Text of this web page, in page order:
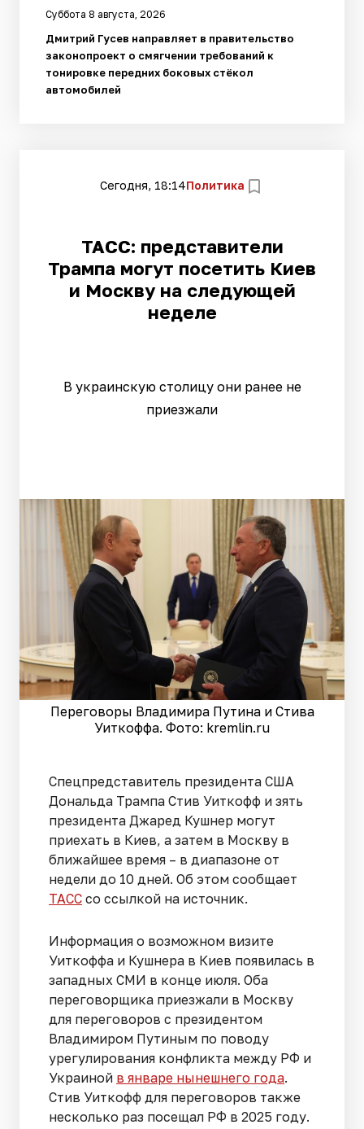
Суббота 8 августа, 2026
Дмитрий Гусев направляет в правительство
законопроект о смягчении требований к
тонировке передних боковых стёкол
автомобилей
Сегодня, 18:14Политика
ТАСС: представители
Трампа могут посетить Киев
и Москву на следующей
неделе
В украинскую столицу они ранее не
приезжали
Переговоры Владимира Путина и Стива
Уиткоффа. Фото: kremlin.ru
Спецпредставитель президента США
Дональда Трампа Стив Уиткофф и зять
президента Джаред Кушнер могут
приехать в Киев, а затем в Москву в
ближайшее время – в диапазоне от
недели до 10 дней. Об этом сообщает
ТАСС со ссылкой на источник.
Информация о возможном визите
Уиткоффа и Кушнера в Киев появилась в
западных СМИ в конце июля. Оба
переговорщика приезжали в Москву
для переговоров с президентом
Владимиром Путиным по поводу
урегулирования конфликта между РФ и
Украиной в январе нынешнего года.
Стив Уиткофф для переговоров также
несколько раз посещал РФ в 2025 году.